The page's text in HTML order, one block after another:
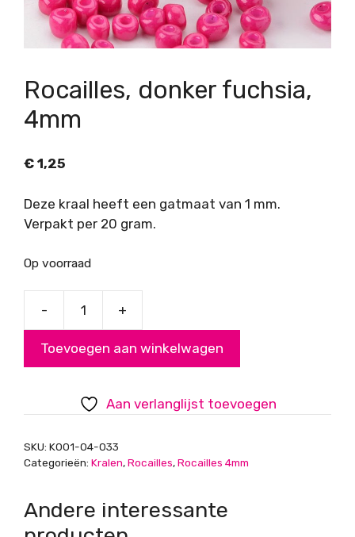
Rocailles, donker fuchsia,
4mm
€ 1,25
Deze kraal heeft een gatmaat van 1 mm.
Verpakt per 20 gram.
Op voorraad
-
fuchsia,
aantal
+
Toevoegen aan winkelwagen
Aan verlanglijst toevoegen
SKU: K001-04-033
Categorieën: Kralen,Rocailles,Rocailles 4mm
Andere interessante